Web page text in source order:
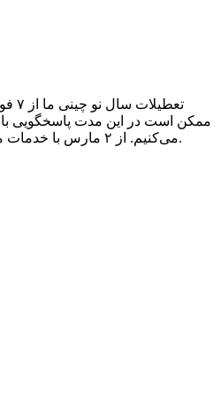
ممکن است در این مدت پاسخگویی با
می‌کنیم. از ۲ مارس با خدمات منظم به شما پاسخ خواهیم داد.